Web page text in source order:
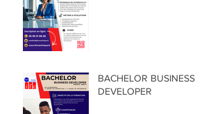
BACHELOR BUSINESS
DEVELOPER